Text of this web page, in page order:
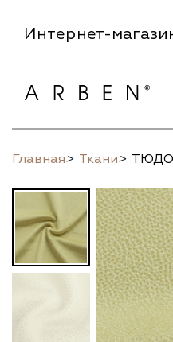
Интернет-
Главная> Ткани>